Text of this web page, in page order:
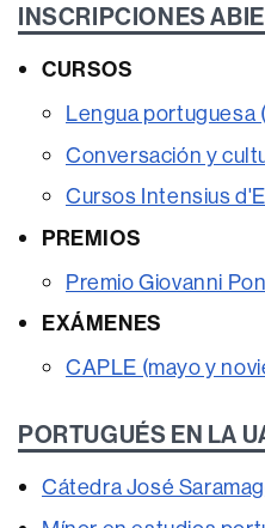
INSCRIPCIONES
CURSOS
Lengua portuguesa
Conversación y
Cursos Intensius
PREMIOS
Premio Giovanni
EXÁMENES
CAPLE (mayo y
PORTUGUÉS EN LA
Cátedra José